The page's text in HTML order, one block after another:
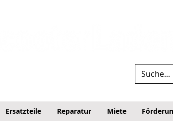
Ersatzteile Reparatur Miete